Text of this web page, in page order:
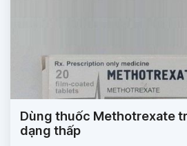
Dùng thuốc Methotrexate
dạng thấp